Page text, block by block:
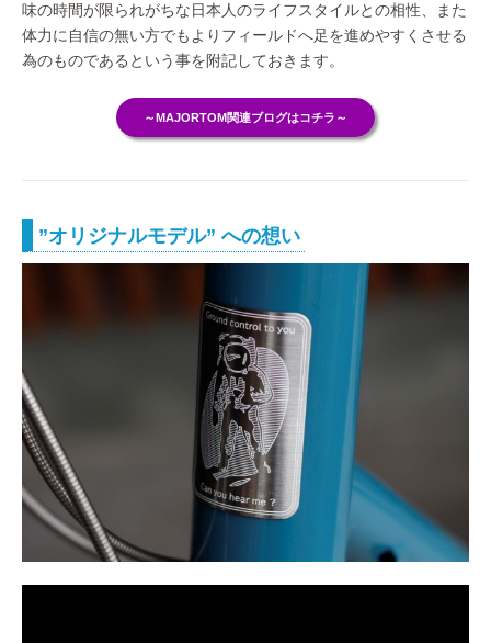
味の時間が限られがちな日本人のライフスタイルとの相性、また
体力に自信の無い方でもよりフィールドへ足を進めやすくさせる
為のものであるという事を附記しておきます。
～MAJORTOM関連ブログはコチラ～
”オリジナルモデル” への想い